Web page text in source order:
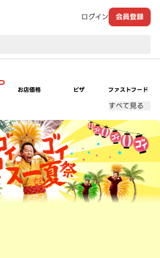
ログイン 会員登録
お店価格 ピザ ファストフード
すべて見る